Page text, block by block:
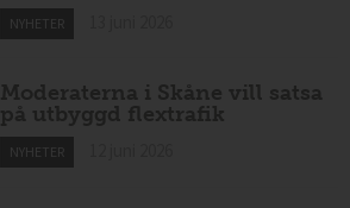
NYHETER
Moderaterna i Skåne vill satsa
på utbyggd flextrafik
NYHETER